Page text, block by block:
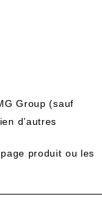
Group (sauf
d’autres
produit⁢ ou les